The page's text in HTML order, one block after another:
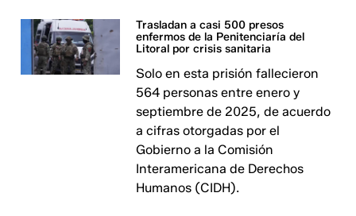
Trasladan a casi 500 presos
enfermos de la Penitenciaría del
Litoral por crisis sanitaria
Solo en esta prisión fallecieron
564 personas entre enero y
septiembre de 2025, de acuerdo
a cifras otorgadas por el
Gobierno a la Comisión
Interamericana de Derechos
Humanos (CIDH).